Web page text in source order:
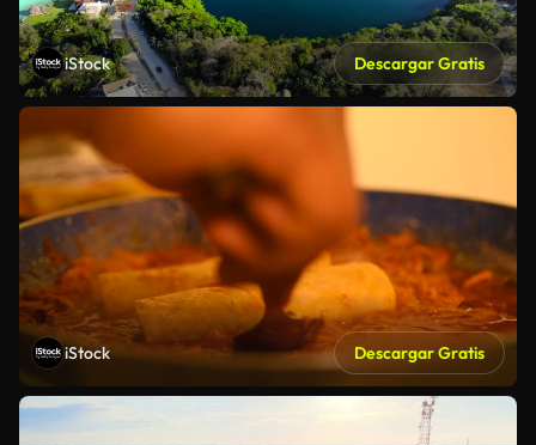
iStock Descargar Gratis
iStock Descargar Gratis